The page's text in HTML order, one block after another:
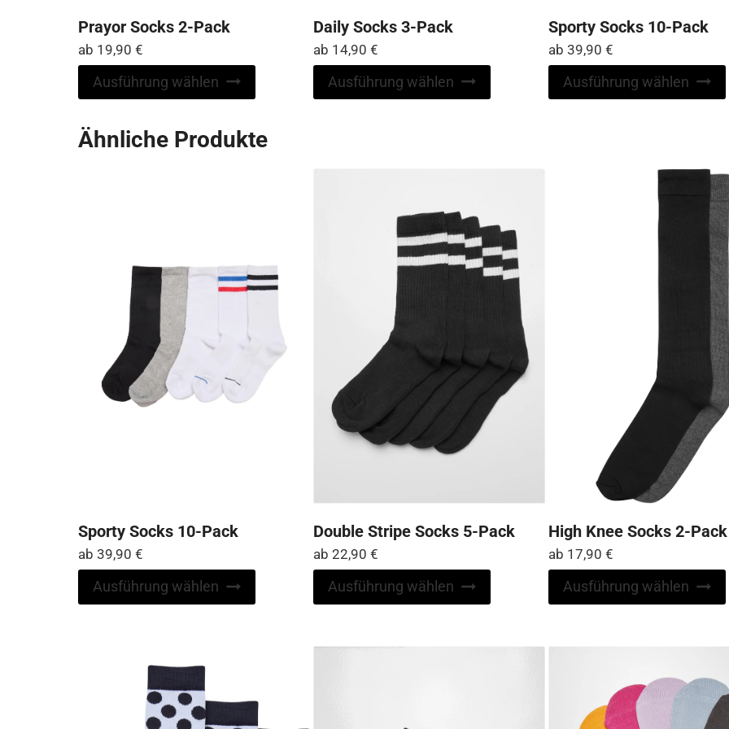
Prayor Socks 2-Pack
ab 19,90 €
Ausführung wählen
Produkt
mehrere
auf
der
gewählt
werden
Daily Socks 3-Pack
ab 14,90 €
Ausführung wählen
Produkt
Optionen
können
auf
Produktseite
gewählt
werden
Sporty Socks 10-Pack
ab 39,90 €
Ausführung wählen
Ähnliche Produkte
Sporty Socks 10-Pack
ab 39,90 €
Ausführung wählen
Produkt
Die
Double Stripe Socks 5-Pack
ab 22,90 €
Ausführung wählen
Produkt
mehrere
High Knee Socks 2-Pack
ab 17,90 €
Ausführung wählen